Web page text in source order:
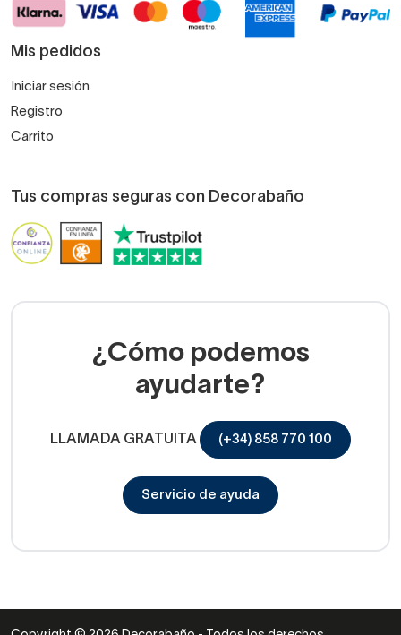
Mis pedidos
Iniciar sesión
Registro
Carrito
Tus compras seguras con Decorabaño
¿Cómo podemos
ayudarte?
LLAMADA GRATUITA (+34) 858 770 100
Servicio de ayuda